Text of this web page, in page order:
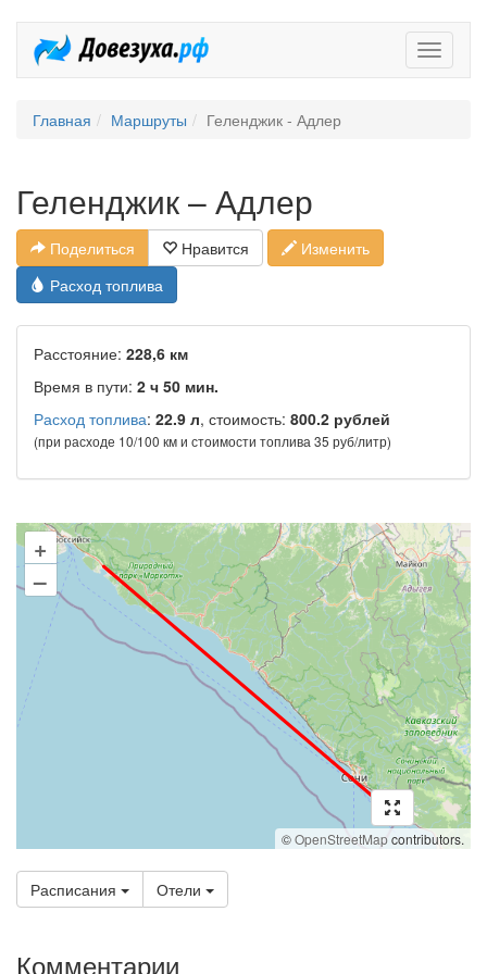
Главная Маршруты Геленджик - Адлер
Геленджик – Адлер
Поделиться Нравится
Изменить
Расход топлива
Расстояние: 228,6 км
Время в пути: 2 ч 50 мин.
Расход топлива: 22.9 л, стоимость: 800.2 рублей
(при расходе 10/100 км и стоимости топлива 35 руб/литр)
+
–
©OpenStreetMapcontributors.
Расписания Отели
Комментарии